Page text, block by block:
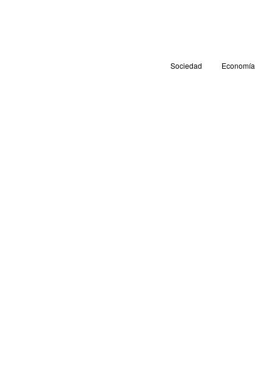
Sociedad Economía